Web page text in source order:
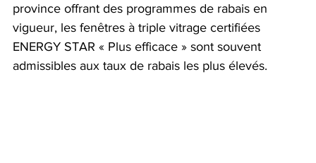
province offrant des programmes de rabais en
vigueur, les fenêtres à triple vitrage certifiées
ENERGY STAR « Plus efficace » sont souvent
admissibles aux taux de rabais les plus élevés.